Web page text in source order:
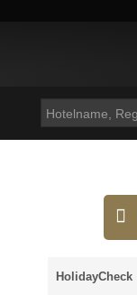
HolidayCheck